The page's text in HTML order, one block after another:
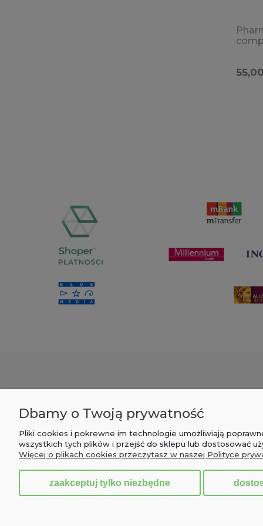
Zwroty i reklamacje
Pytania i odpowiedzi
Regulamin
Twoje zamówienia
Ustawienia konta
Przechowalnia
Dbamy o Twoją prywatność
Pliki cookies i pokrewne im technologie umożliwiają
wszystkich tych plików i przejść do sklepu lub dostosować
Więcej o plikach cookies przeczytasz w naszej Polityce
zaakceptuj tylko niezbędne